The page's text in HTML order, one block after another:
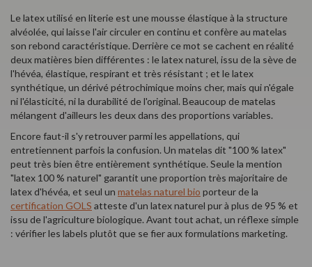
Le latex utilisé en literie est une mousse élastique à la structure
alvéolée, qui laisse l'air circuler en continu et confère au matelas
son rebond caractéristique. Derrière ce mot se cachent en réalité
deux matières bien différentes : le latex naturel, issu de la sève de
l'hévéa, élastique, respirant et très résistant ; et le latex
synthétique, un dérivé pétrochimique moins cher, mais qui n'égale
ni l'élasticité, ni la durabilité de l'original. Beaucoup de matelas
mélangent d'ailleurs les deux dans des proportions variables.
Encore faut-il s'y retrouver parmi les appellations, qui
entretiennent parfois la confusion. Un matelas dit "100 % latex"
peut très bien être entièrement synthétique. Seule la mention
"latex 100 % naturel" garantit une proportion très majoritaire de
latex d'hévéa, et seul un matelas naturel bio porteur de la
certification GOLS atteste d'un latex naturel pur à plus de 95 % et
issu de l'agriculture biologique. Avant tout achat, un réflexe simple
: vérifier les labels plutôt que se fier aux formulations marketing.